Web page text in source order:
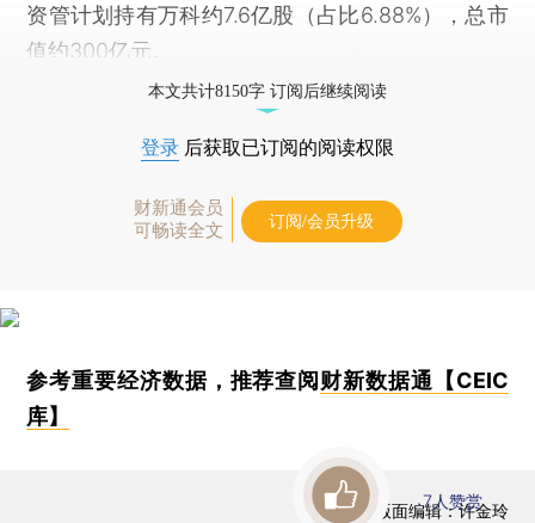
资管计划持有万科约7.6亿股（占比6.88%），总市
值约300亿元。
本文共计8150字 订阅后继续阅读
登录 后获取已订阅的阅读权限
财新通会员
可畅读全文
订阅/会员升级
参考重要经济数据，推荐查阅 财新数据通【CEIC
库】
版面编辑：许金玲
7人赞赏